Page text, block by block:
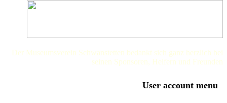
Der Museumsverein Schwanstetten bedankt sich ganz herzlich bei
seinen Sponsoren, Helfern und Freunden
User account menu